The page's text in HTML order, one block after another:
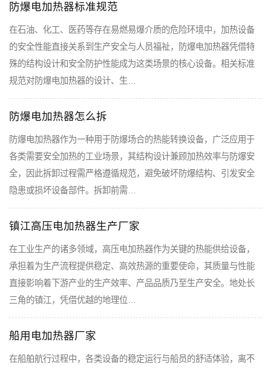
防爆电加热器标准规范
在石油、化工、医药等存在易燃易爆介质的危险环境中，加热设备
的安全性能直接关系到生产安全与人员福祉，防爆电加热器凭借特
殊的结构设计和安全防护性能成为这类场景的核心设备。相关标准
规范对防爆电加热器的设计、生…
防爆电加热器怎么拆
防爆电加热器作为一种用于防爆场合的热能转换设备，广泛应用于
各类需要安全加热的工业场景，其结构设计兼顾加热效率与防爆安
全，因此拆卸过程需严格遵循规范，避免破坏防爆结构、引发安全
隐患或损坏设备部件。拆卸前需…
镇江高压电加热器生产厂家
在工业生产的诸多领域，高压电加热器作为关键的热能供给设备，
承担着为生产流程提供稳定、高效热源的重要使命，其质量与性能
直接影响着下游产业的生产效率、产品品质乃至生产安全。地处长
三角的镇江，凭借优越的地理位…
船用电加热器厂家
在船舶航行过程中，各类设备的稳定运行与船员的舒适体验，离不